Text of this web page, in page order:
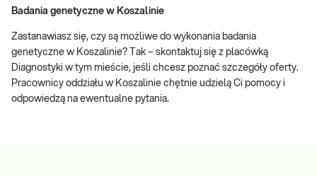
Badania genetyczne w Koszalinie
Zastanawiasz się, czy są możliwe do wykonania badania
genetyczne w Koszalinie? Tak – skontaktuj się z placówką
Diagnostyki w tym mieście, jeśli chcesz poznać szczegóły oferty.
Pracownicy oddziału w Koszalinie chętnie udzielą Ci pomocy i
odpowiedzą na ewentualne pytania.